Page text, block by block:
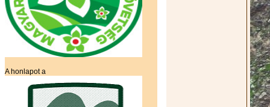
A honlapot a